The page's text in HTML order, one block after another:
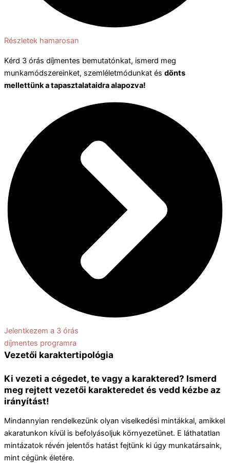
Részletek hamarosan
Kérd 3 órás díjmentes bemutatónkat, ismerd meg
munkamódszereinket, szemléletmódunkat és dönts
mellettünk a tapasztalataidra alapozva!
Jelentkezem a 3 órás
díjmentes programra
Vezetői karaktertipológia
Ki vezeti a cégedet, te vagy a karaktered? Ismerd
meg rejtett vezetői karakteredet és vedd kézbe az
irányítást!
Mindannyian rendelkezünk olyan viselkedési mintákkal, amikkel
akaratunkon kívül is befolyásoljuk környezetünet. E láthatatlan
mintázatok révén jelentős hatást fejtünk ki úgy munkatársaink,
mint cégünk életére.